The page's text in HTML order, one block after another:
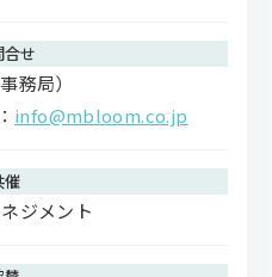
合せ
務局）
info@mbloom.co.jp
催
ジメント